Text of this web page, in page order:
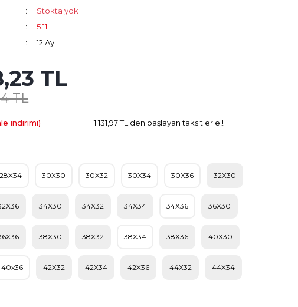
Stokta yok
5.11
12 Ay
TL
TL
indirimi) 1.131,97 TL den başlayan taksitlerle!!
28X34 30X30 30X32 30X34 30X36 32X30
34X30 34X32 34X34 34X36 36X30
38X30 38X32 38X34 38X36 40X30
40x36 42X32 42X34 42X36 44X32 44X34